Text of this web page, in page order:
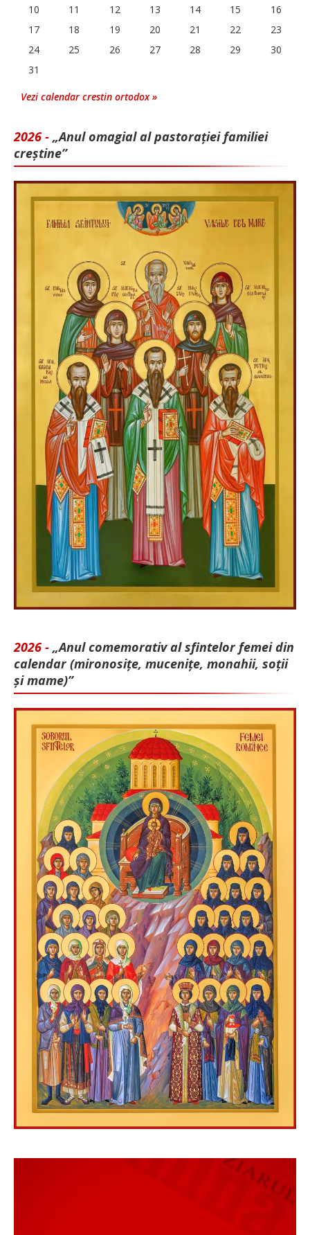
10 11 12 13 14 15
16
17
18 19 20 21 22
23
24
25 26 27 28 29
30
31
Vezi calendar crestin ortodox »
2026 - „Anul omagial al pastorației familiei
creștine”
2026 - „Anul comemorativ al sfintelor femei din
calendar (mironosițe, mu­cenițe, monahii, soții
și mame)”